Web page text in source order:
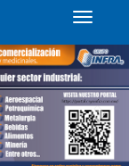
Toggle